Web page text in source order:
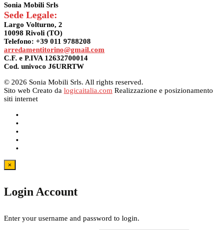
Sonia Mobili Srls
Sede Legale:
Largo Volturno, 2
10098 Rivoli (TO)
Telefono: +39 011 9788208
arredamentitorino@gmail.com
C.F. e P.IVA 12632700014
Cod. univoco J6URRTW
© 2026 Sonia Mobili Srls. All rights reserved.
Sito web Creato da logicaitalia.com Realizzazione e posizionamento
siti internet
×
Login Account
Enter your username and password to login.